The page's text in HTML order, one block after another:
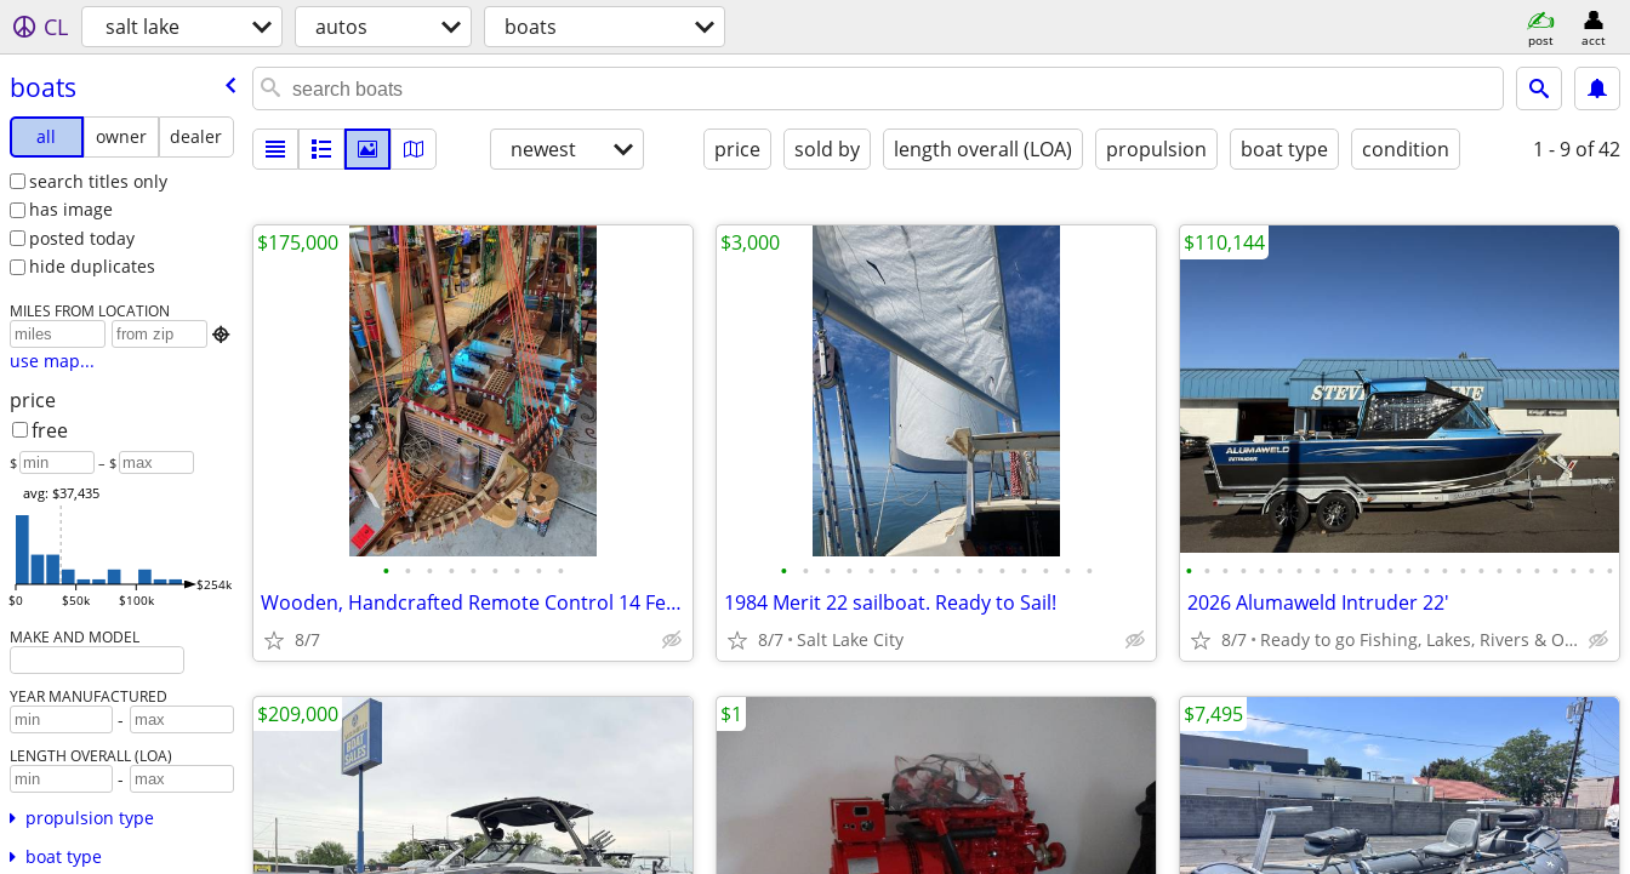
CL salt lake autos boats post acct
boats
all owner
dealer
search titles only
has image
posted today
hide duplicates
MILES FROM LOCATION

use map...
price
free
$ – $
$0 $50k $100k
$254k
avg: $37,435
MAKE AND MODEL
YEAR MANUFACTURED
-
LENGTH OVERALL (LOA)
-
propulsion type
boat type
newest price sold by length overall (LOA) propulsion boat type condition 1 - 9 of 42
• • • • • • • • •
Wooden, Handcrafted Remote Control 14 Feet Long Pirate Ship
8/7
$175,000
• • • • • • • • • • • • • • •
1984 Merit 22 sailboat. Ready to Sail!
8/7 Salt Lake City
$3,000
• • • • • • • • • • • • • • • • • • • • • • • •
2026 Alumaweld Intruder 22'
8/7 Ready to go Fishing, Lakes, Rivers & Ocean to Bays
$110,144
$209,000 $1 $7,495